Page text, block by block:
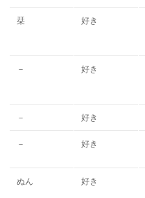
栞 好き
－ 好き
－ 好き
－ 好き
ぬん 好き